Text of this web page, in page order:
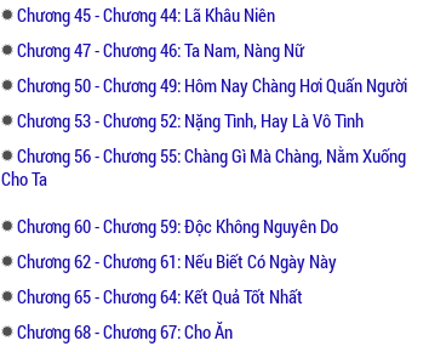
Chương 45 - Chương 44: Lã Khâu Niên
Chương 47 - Chương 46: Ta Nam, Nàng Nữ
Chương 50 - Chương 49: Hôm Nay Chàng Hơi Quấn Người
Chương 53 - Chương 52: Nặng Tình, Hay Là Vô Tình
Chương 56 - Chương 55: Chàng Gì Mà Chàng, Nằm Xuống
Cho Ta
Chương 60 - Chương 59: Độc Không Nguyên Do
Chương 62 - Chương 61: Nếu Biết Có Ngày Này
Chương 65 - Chương 64: Kết Quả Tốt Nhất
Chương 68 - Chương 67: Cho Ăn